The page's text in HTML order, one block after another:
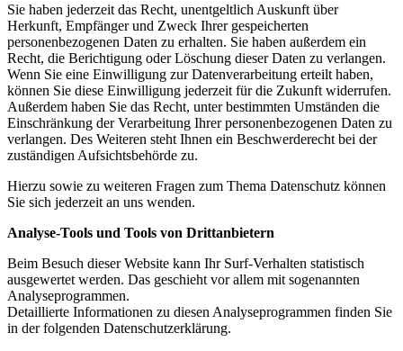
Sie haben jederzeit das Recht, unentgeltlich Auskunft über
Herkunft, Empfänger und Zweck Ihrer gespeicherten
personenbezogenen Daten zu erhalten. Sie haben außerdem ein
Recht, die Berichtigung oder Löschung dieser Daten zu verlangen.
Wenn Sie eine Einwilligung zur Datenverarbeitung erteilt haben,
können Sie diese Einwilligung jederzeit für die Zukunft widerrufen.
Außerdem haben Sie das Recht, unter bestimmten Umständen die
Einschränkung der Verarbeitung Ihrer personenbezogenen Daten zu
verlangen. Des Weiteren steht Ihnen ein Beschwerderecht bei der
zuständigen Aufsichtsbehörde zu.
Hierzu sowie zu weiteren Fragen zum Thema Datenschutz können
Sie sich jederzeit an uns wenden.
Analyse-Tools und Tools von Drittanbietern
Beim Besuch dieser Website kann Ihr Surf-Verhalten statistisch
ausgewertet werden. Das geschieht vor allem mit sogenannten
Analyseprogrammen.
Detaillierte Informationen zu diesen Analyseprogrammen finden Sie
in der folgenden Datenschutzerklärung.